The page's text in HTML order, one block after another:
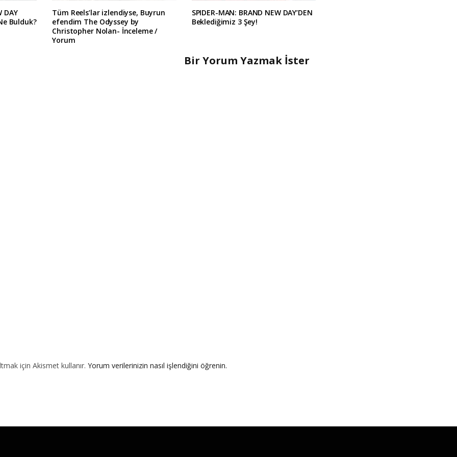
DAY
Bulduk?
Tüm Reels’lar izlendiyse, Buyrun
efendim The Odyssey by
Christopher Nolan- İnceleme /
Yorum
SPIDER-MAN: BRAND NEW DAY’DEN
Beklediğimiz 3 Şey!
Bir Yorum Yazmak İster
için Akismet kullanır. Yorum verilerinizin nasıl işlendiğini öğrenin.